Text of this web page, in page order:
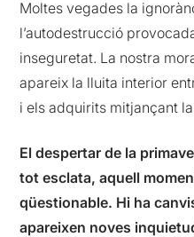
Moltes vegades la
l’autodestrucció
inseguretat. La nostra
apareix la lluita interior
i els adquirits mitjançant
El despertar de la
tot esclata, aquell
qüestionable. Hi ha
apareixen noves